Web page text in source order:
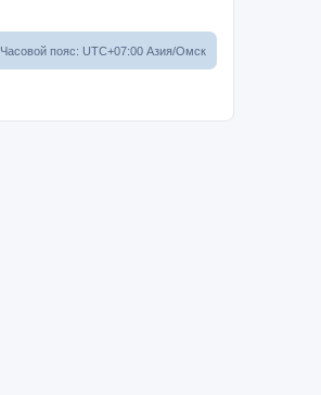
Часовой пояс: UTC+07:00 Азия/Омск